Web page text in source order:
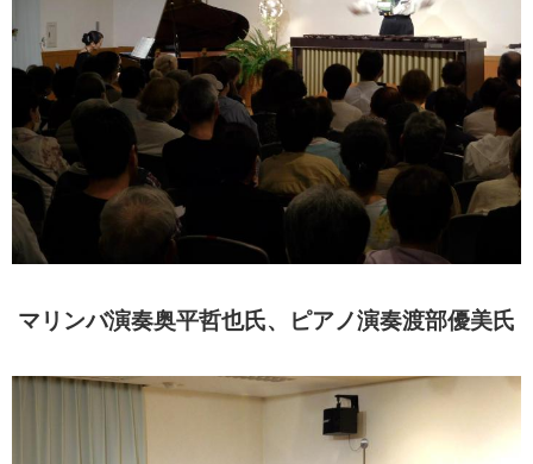
マリンバ演奏奥平哲也氏、ピアノ演奏渡部優美氏